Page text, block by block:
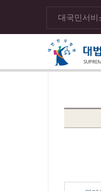
대국민서비